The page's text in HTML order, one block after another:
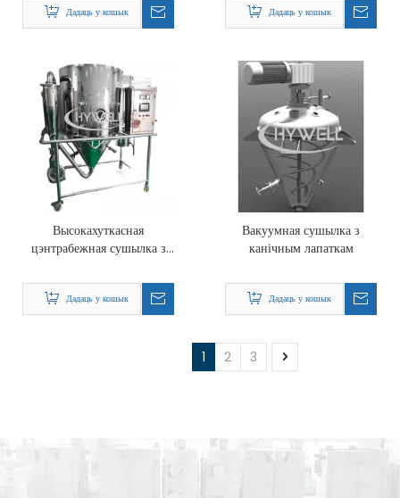
Дадаць у кошык Дадаць у кошык
Высокахуткасная
цэнтрабежная сушылка з
Дадаць у кошык
Вакуумная сушылка з
канічным лапаткам
Дадаць у кошык
1 2 3